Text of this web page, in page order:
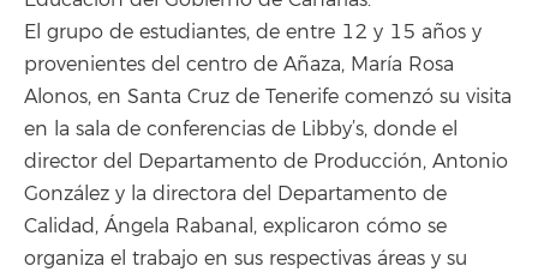
El grupo de estudiantes, de entre 12 y 15 años y
provenientes del centro de Añaza, María Rosa
Alonos, en Santa Cruz de Tenerife comenzó su visita
en la sala de conferencias de Libby’s, donde el
director del Departamento de Producción, Antonio
González y la directora del Departamento de
Calidad, Ángela Rabanal, explicaron cómo se
organiza el trabajo en sus respectivas áreas y su